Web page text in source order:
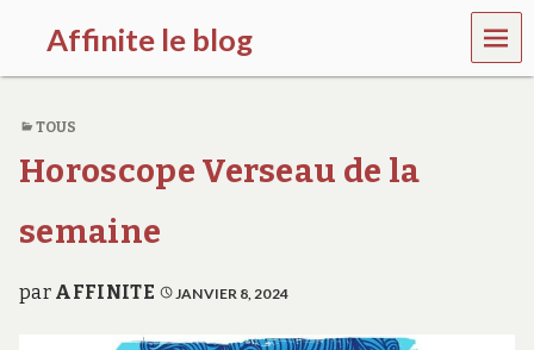
Affinite le blog
e
p
l
u
s
i
MEN
U
TOUS
Horoscope Verseau de la
semaine
par AFFINITE JANVIER 8, 2024